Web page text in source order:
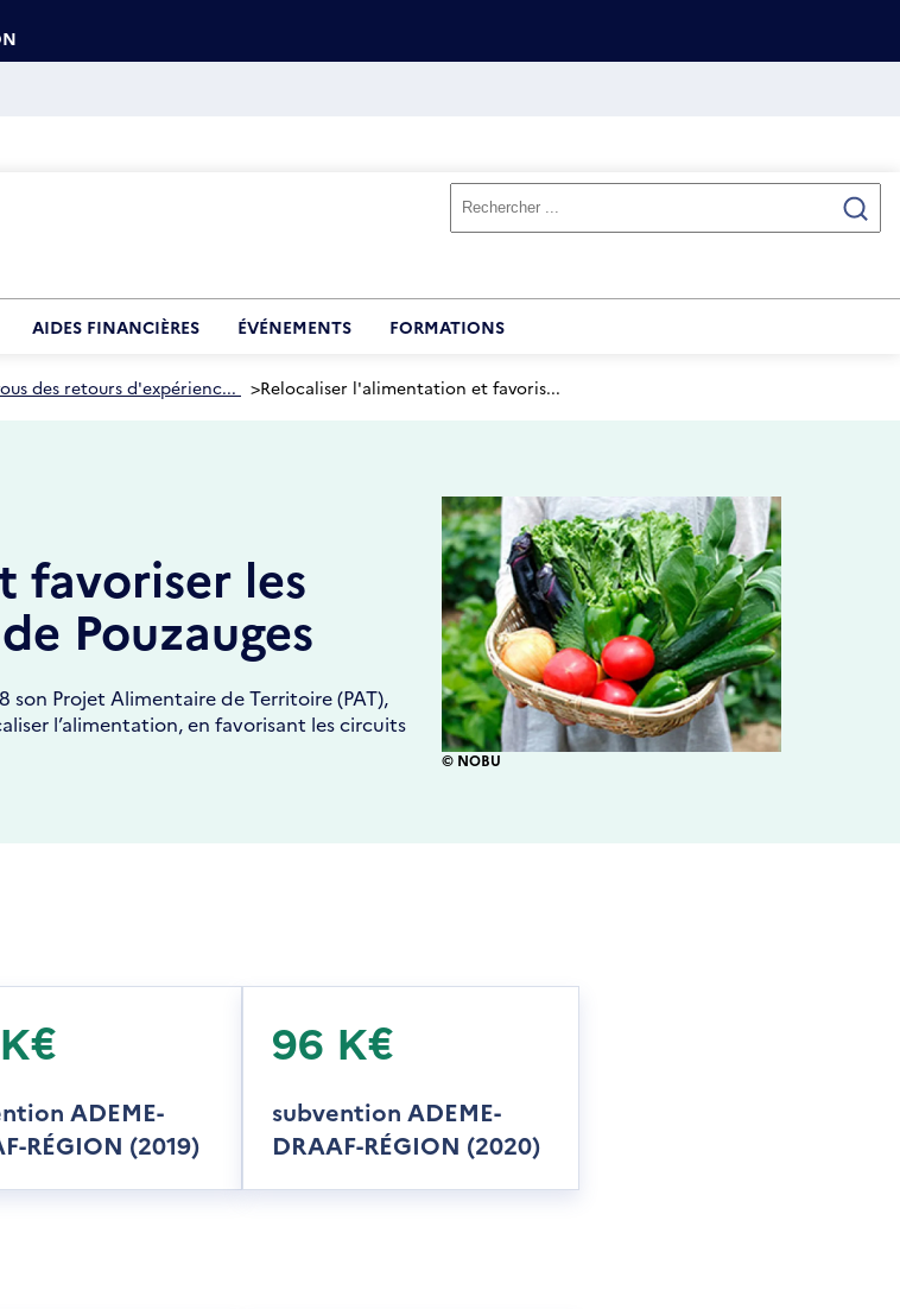
AIDES FINANCIÈRES ÉVÉNEMENTS FORMATIONS
des retours d'expérienc... >Relocaliser l'alimentation et favoris...
favoriser les
Pouzauges
son Projet Alimentaire de Territoire (PAT),
l’alimentation, en favorisant les circuits
© NOBU
ADEME-
RÉGION (2019)
96 K€
subvention ADEME-
DRAAF-RÉGION (2020)